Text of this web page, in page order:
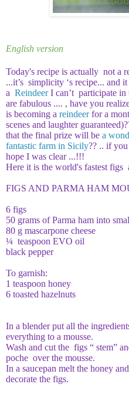
English version
Today's recipe is actually not a
...it’s simplicity ‘s recipe... and
a ReindeerI can’t participate in
are fabulous .... , have you
is becoming a reindeerfor a
scenes and laughter guaranteed
that the final prize will be a
fantastic farm in Sicily?? .. if
hope I was clear ...!!!
Here it is the world's fastest figs
FIGS AND PARMA HAM
6 figs
50 grams of Parma ham into
80 g mascarpone cheese
¼ teaspoon EVO oil
black pepper
To garnish:
1 teaspoon honey
6 toasted hazelnuts
In a blender put all the
everything to a mousse.
Wash and cut the figs “ stem”
poche over the mousse.
In a saucepan melt the honey
decorate the figs.